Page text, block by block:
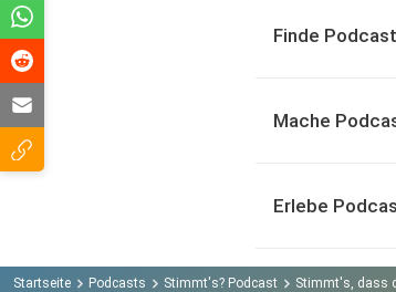
Finde
Mache
Erlebe
Startseite Podcasts Stimmt's? Podcast Stimmt's, dass